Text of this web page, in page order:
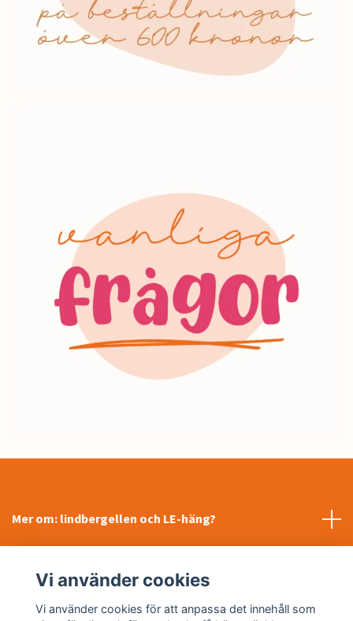
Mer om: lindbergellen och LE-häng?
Sociala medier
Vi använder cookies
Vi använder cookies för att anpassa det innehåll som